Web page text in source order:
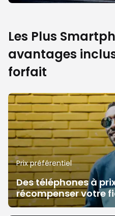
Les Plus
avantages
forfait
Prix préférentiel
Des téléphones à
récompenser votre